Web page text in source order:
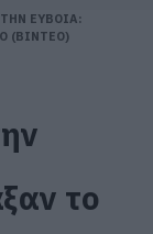
ΕΥΒΟΙΑ:
(ΒΙΝΤΕΟ)
το